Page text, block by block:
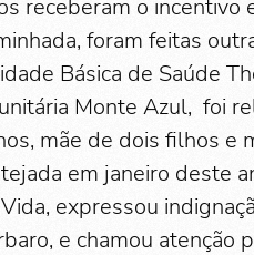
receberam o incentivo
foram feitas
Básica de Saúde
Monte Azul, foi
mãe de dois filhos e
em janeiro deste
expressou
e chamou atenção